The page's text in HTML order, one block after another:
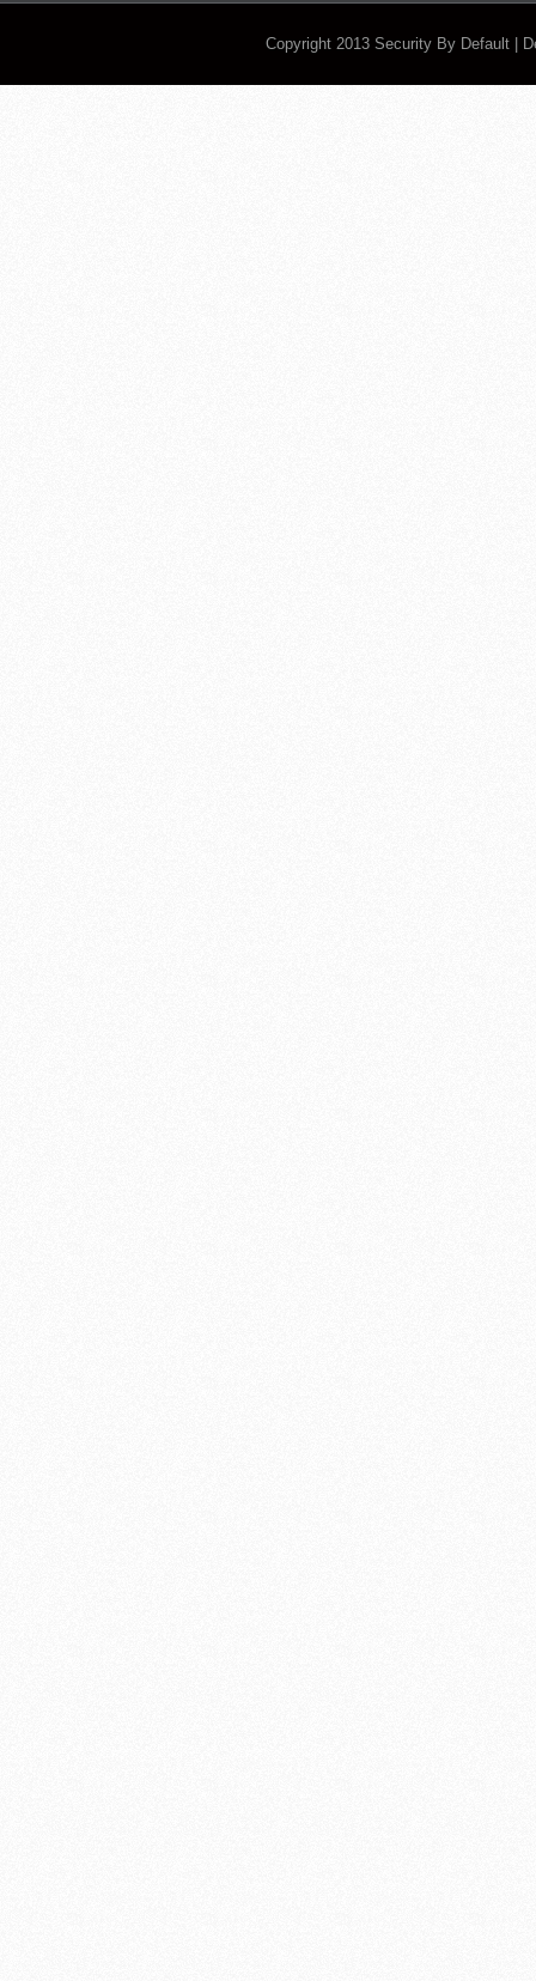
Copyright 2013 Security By Default |